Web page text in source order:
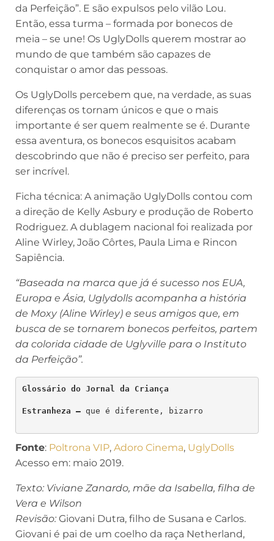
da Perfeição”. E são expulsos pelo vilão Lou.
Então, essa turma – formada por bonecos de
meia – se une! Os UglyDolls querem mostrar ao
mundo de que também são capazes de
conquistar o amor das pessoas.
Os UglyDolls percebem que, na verdade, as suas
diferenças os tornam únicos e que o mais
importante é ser quem realmente se é. Durante
essa aventura, os bonecos esquisitos acabam
descobrindo que não é preciso ser perfeito, para
ser incrível.
Ficha técnica: A animação UglyDolls contou com
a direção de Kelly Asbury e produção de Roberto
Rodriguez. A dublagem nacional foi realizada por
Aline Wirley, João Côrtes, Paula Lima e Rincon
Sapiência.
“Baseada na marca que já é sucesso nos EUA,
Europa e Ásia, Uglydolls acompanha a história
de Moxy (Aline Wirley) e seus amigos que, em
busca de se tornarem bonecos perfeitos, partem
da colorida cidade de Uglyville para o Instituto
da Perfeição”.
Glossário do Jornal da Criança
Estranheza – que é diferente, bizarro
Fonte: Poltrona VIP, Adoro Cinema, UglyDolls
Acesso em: maio 2019.
Texto: Viviane Zanardo, mãe da Isabella, filha de
Vera e Wilson
Revisão: Giovani Dutra, filho de Susana e Carlos.
Giovani é pai de um coelho da raça Netherland,